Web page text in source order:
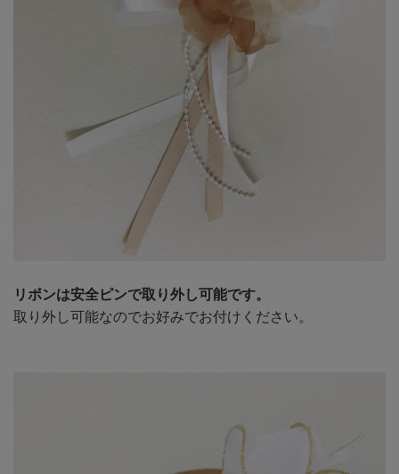
リボンは安全ピンで取り外し可能です。
取り外し可能なのでお好みでお付けください。